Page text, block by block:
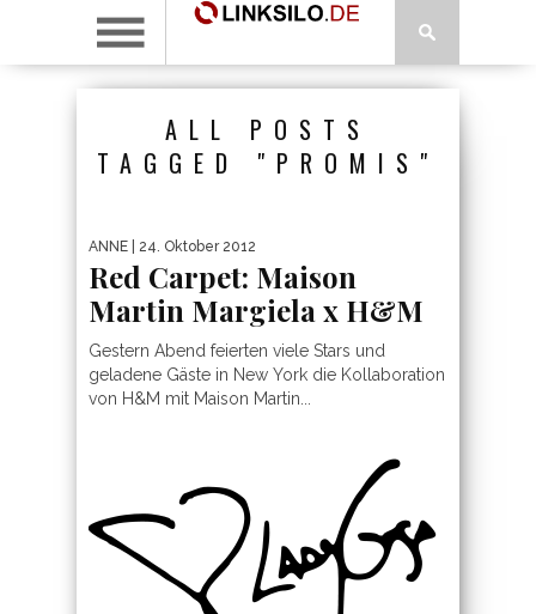
ALL POSTS
TAGGED "PROMIS"
ANNE | 24. Oktober 2012
Red Carpet: Maison
Martin Margiela x H&M
Gestern Abend feierten viele Stars und
geladene Gäste in New York die Kollaboration
von H&M mit Maison Martin...